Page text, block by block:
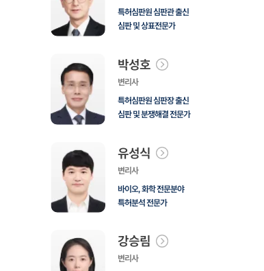
특허심판원 심판관 출신
심판 및 상표전문가
박성호
변리사
특허심판원 심판장 출신
심판 및 분쟁해결 전문가
유성식
변리사
바이오, 화학 전문분야
특허분석 전문가
강승림
변리사